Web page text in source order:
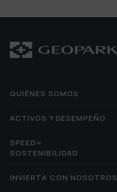
QUIÉNES SOMOS
ACTIVOS Y DESEMPEÑO
SPEED=
SOSTENIBILIDAD
INVIERTA CON NOSOTROS